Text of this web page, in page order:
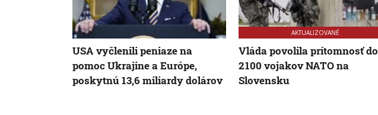
USA vyčlenili peniaze na
pomoc Ukrajine a Európe,
poskytnú 13,6 miliardy dolárov
AKTUALIZOVANÉ
Vláda povolila prítomnosť do
2 100 vojakov NATO na
Slovensku